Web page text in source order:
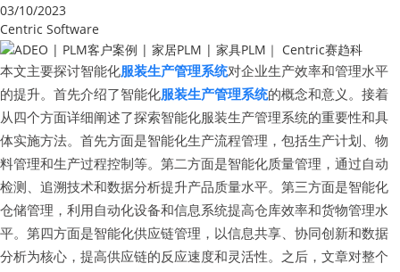
03/10/2023
Centric Software
本文主要探讨智能化服装生产管理系统对企业生产效率和管理水平
的提升。首先介绍了智能化服装生产管理系统的概念和意义。接着
从四个方面详细阐述了探索智能化服装生产管理系统的重要性和具
体实施方法。首先方面是智能化生产流程管理，包括生产计划、物
料管理和生产过程控制等。第二方面是智能化质量管理，通过自动
检测、追溯技术和数据分析提升产品质量水平。第三方面是智能化
仓储管理，利用自动化设备和信息系统提高仓库效率和货物管理水
平。第四方面是智能化供应链管理，以信息共享、协同创新和数据
分析为核心，提高供应链的反应速度和灵活性。之后，文章对整个